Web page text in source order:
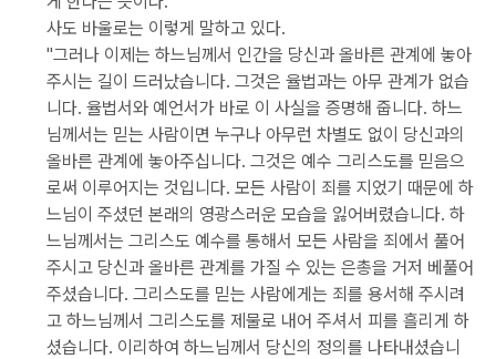
사도 바울로는 이렇게 말하고 있다.
"그러나 이제는 하느님께서 인간을 당신과 올바른 관계에 놓아
주시는 길이 드러났습니다. 그것은 율법과는 아무 관계가 없습
니다. 율법서와 예언서가 바로 이 사실을 증명해 줍니다. 하느
님께서는 믿는 사람이면 누구나 아무런 차별도 없이 당신과의
올바른 관계에 놓아주십니다. 그것은 예수 그리스도를 믿음으
로써 이루어지는 것입니다. 모든 사람이 죄를 지었기 때문에 하
느님이 주셨던 본래의 영광스러운 모습을 잃어버렸습니다. 하
느님께서는 그리스도 예수를 통해서 모든 사람을 죄에서 풀어
주시고 당신과 올바른 관계를 가질 수 있는 은총을 거저 베풀어
주셨습니다. 그리스도를 믿는 사람에게는 죄를 용서해 주시려
고 하느님께서 그리스도를 제물로 내어 주셔서 피를 흘리게 하
셨습니다. 이리하여 하느님께서 당신의 정의를 나타내셨습니